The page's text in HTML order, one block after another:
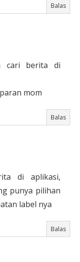
Balas
cari berita di
mom
Balas
di aplikasi,
punya pilihan
label nya
Balas